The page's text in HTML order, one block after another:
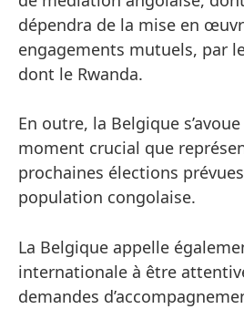
dépendra de la mise en
engagements mutuels, par
dont le Rwanda.
En outre, la Belgique
moment crucial que
prochaines élections
population congolaise.
La Belgique appelle
internationale à être
demandes